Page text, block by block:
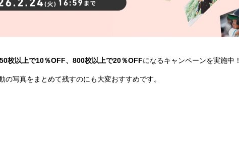
枚以上で10％OFF、800枚以上で20％OFFになるキャンペーンを実施中！
写真をまとめて残すのにも大変おすすめです。